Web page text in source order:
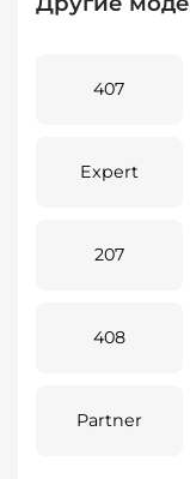
407
Expert
207
408
Partner